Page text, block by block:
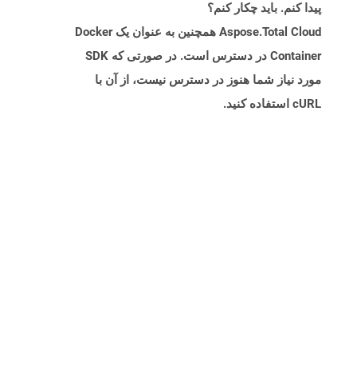
پیدا کنم. باید چکار کنم؟
Aspose.Total Cloud همچنین به عنوان یک Docker
Container در دسترس است. در صورتی که SDK
مورد نیاز شما هنوز در دسترس نیست، از آن با
cURL استفاده کنید.